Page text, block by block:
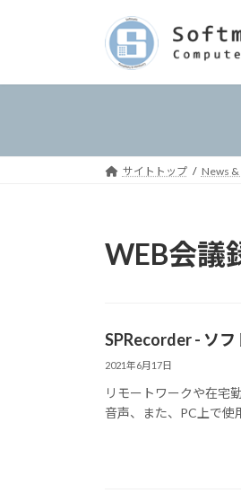
キ
に
サイトトップ News
WEB会議
SPRecorder - ソ
2021年6月17日
リモートワークや在宅
音声、また、PC上で使